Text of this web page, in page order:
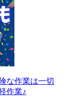
な作業は一切
作業♪